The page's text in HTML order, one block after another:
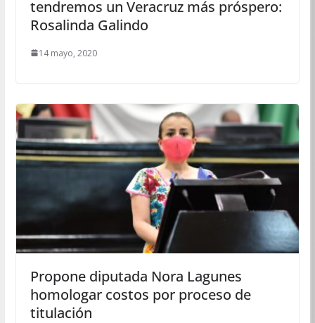
tendremos un Veracruz más próspero:
Rosalinda Galindo
14 mayo, 2020
Propone diputada Nora Lagunes
homologar costos por proceso de
titulación